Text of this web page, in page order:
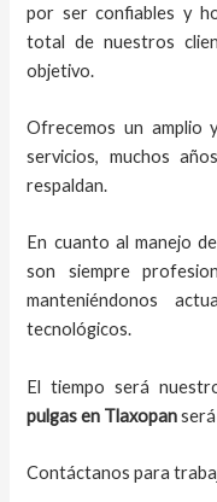
por ser confiables y
total de nuestros
objetivo.
Ofrecemos un
servicios, muchos
respaldan.
En cuanto al manejo de
son siempre
manteniéndonos
tecnológicos.
El tiempo será
pulgas en Tlaxopan
Contáctanos para